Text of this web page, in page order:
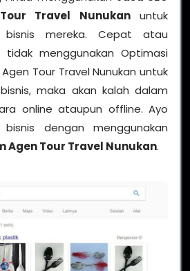
Travel Nunukanuntuk
bisnis mereka. Cepat atau
menggunakan Optimasi
Tour Travel Nunukan untuk
maka akan kalah dalam
online ataupun offline. Ayo
dengan menggunakan
Agen Tour Travel Nunukan.